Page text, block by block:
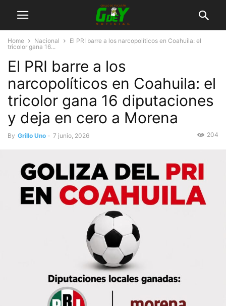
Home Nacional
El PRI barre a los narcopolíticos en Coahuila: el
tricolor gana 16...
El PRI barre a los
narcopolíticos en Coahuila: el
tricolor gana 16 diputaciones
y deja en cero a Morena
By Grillo Uno - 7 junio, 2026 204